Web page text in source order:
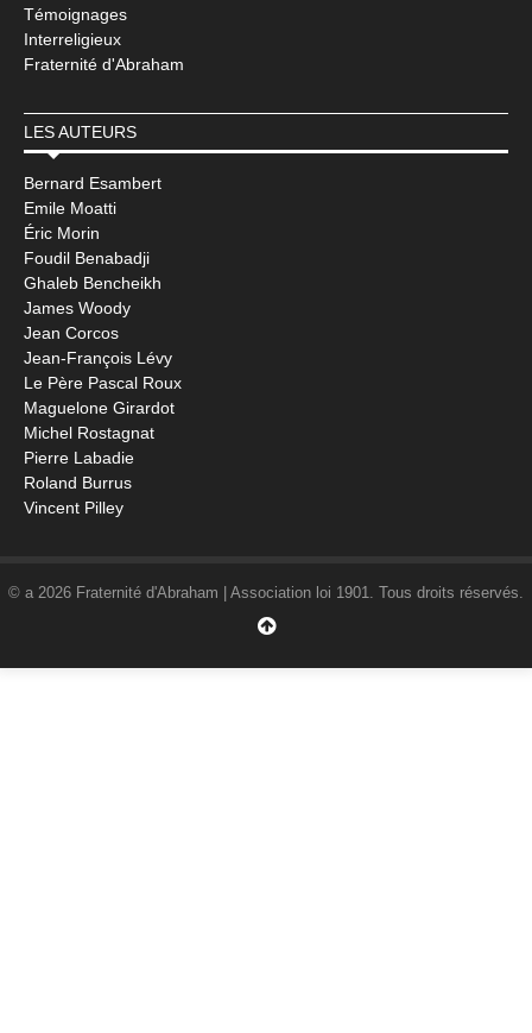
Témoignages
Interreligieux
Fraternité d'Abraham
LES AUTEURS
Bernard Esambert
Emile Moatti
Éric Morin
Foudil Benabadji
Ghaleb Bencheikh
James Woody
Jean Corcos
Jean-François Lévy
Le Père Pascal Roux
Maguelone Girardot
Michel Rostagnat
Pierre Labadie
Roland Burrus
Vincent Pilley
© a 2026 Fraternité d'Abraham | Association loi 1901. Tous droits réservés.